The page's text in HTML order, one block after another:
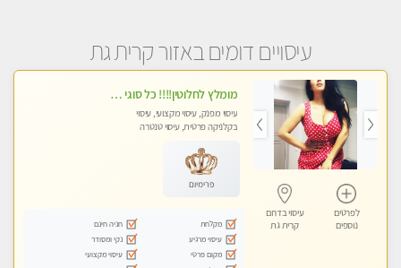
עיסויים דומים באזור קרית גת
לפרטים
נוספים
עיסוי בדרום
קרית גת
מומלץ לחלוטין!!!! כל סוגי העיסויים מעסה מקצועית ואיכותית פרטי!!!
עיסוי מפנק, עיסוי מקצועי, עיסוי
בקלניקה פרטית, עיסוי טנטרה
פרימיום
מקלחת
חניה חינם
עיסוי מרגיע
נקי ומסודר
מקום פרטי
עיסוי מקצועי